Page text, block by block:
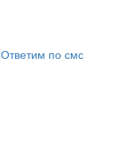
Ответим по смс